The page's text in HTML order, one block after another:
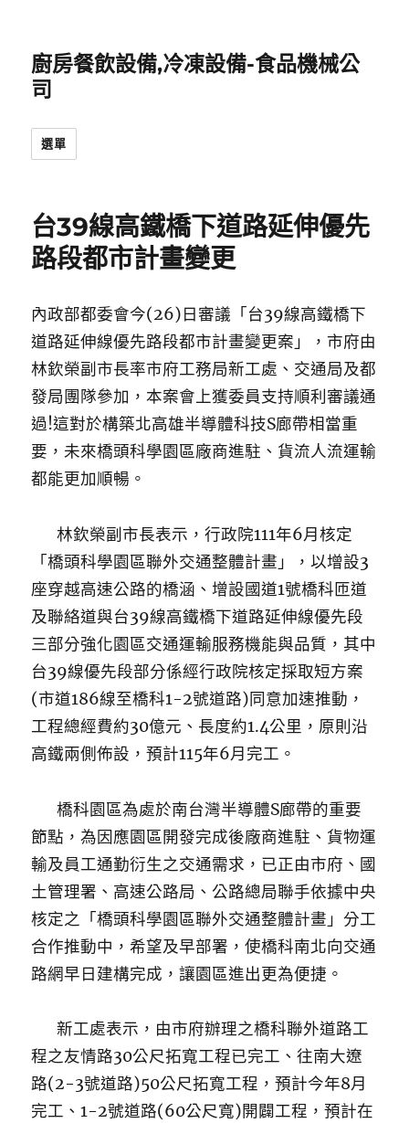
廚房餐飲設備,冷凍設備-食品機械公
司
選單
台39線高鐵橋下道路延伸優先
路段都市計畫變更
內政部都委會今(26)日審議「台39線高鐵橋下
道路延伸線優先路段都市計畫變更案」，市府由
林欽榮副市長率市府工務局新工處、交通局及都
發局團隊參加，本案會上獲委員支持順利審議通
過!這對於構築北高雄半導體科技S廊帶相當重
要，未來橋頭科學園區廠商進駐、貨流人流運輸
都能更加順暢。
林欽榮副市長表示，行政院111年6月核定
「橋頭科學園區聯外交通整體計畫」，以增設3
座穿越高速公路的橋涵、增設國道1號橋科匝道
及聯絡道與台39線高鐵橋下道路延伸線優先段
三部分強化園區交通運輸服務機能與品質，其中
台39線優先段部分係經行政院核定採取短方案
(市道186線至橋科1-2號道路)同意加速推動，
工程總經費約30億元、長度約1.4公里，原則沿
高鐵兩側佈設，預計115年6月完工。
橋科園區為處於南台灣半導體S廊帶的重要
節點，為因應園區開發完成後廠商進駐、貨物運
輸及員工通勤衍生之交通需求，已正由市府、國
土管理署、高速公路局、公路總局聯手依據中央
核定之「橋頭科學園區聯外交通整體計畫」分工
合作推動中，希望及早部署，使橋科南北向交通
路網早日建構完成，讓園區進出更為便捷。
新工處表示，由市府辦理之橋科聯外道路工
程之友情路30公尺拓寬工程已完工、往南大遼
路(2-3號道路)50公尺拓寬工程，預計今年8月
完工、1-2號道路(60公尺寬)開闢工程，預計在